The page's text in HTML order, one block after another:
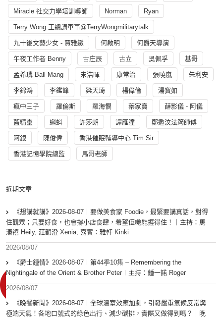
Miracle 社交力學培訓導師 Norman Ryan
Terry Wong 王總講軍事@TerryWongmilitarytalk
九十後文藝少女 - 賈雅緻 何啟明 何爵天導演
午夜工作者 Benny 古庄辰 古立 吳佩孚 基哥
孟希璘 Ball Mang 宋浩暉 康常治 張曉嵐 朱利安
李錦鴻 李鑑峰 梁天琦 楊偉倫 湯寳如
瘋中三子 羅倫斯 羅海憫 葉家寶 薛影儀 - 阿儀
藍精靈 蝌蚪 許莎朗 譚雁瞳 鄭遨汶法筠師傅
阿銀 陳俊偉 香港催眠輔導中心 Tim Sir
香港記憶學院總監 馬哥老師
近期文章
《想講就講》2026-08-07｜要做美食家 Foodie，最緊要講真話，對得
住觀眾；只要好食，也會撐小店食肆，希望佢哋能捱得住！｜主持：馬
溱禧 Heily, 莊韻澄 Xenia, 嘉賓：雅軒 Kinki
2026/08/07
《爵士鍾情》2026-08-07︱第44季10集 – Remembering the
Nightingale of the Orient & Brother Peter︱主持：鍾一諾 Roger
2026/08/07
《晚餐新聞》2026-08-07｜全球溫室效應加劇，引發嚴重氣候反常與
極端天氣！各地口號式的綠色出行、減少碳排，實際又做得到嗎？｜晚